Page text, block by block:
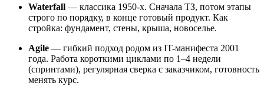
Waterfall — классика 1950-х. Сначала ТЗ, потом этапы
строго по порядку, в конце готовый продукт. Как
стройка: фундамент, стены, крыша, новоселье.
Agile — гибкий подход родом из IT-манифеста 2001
года. Работа короткими циклами по 1–4 недели
(спринтами), регулярная сверка с заказчиком, готовность
менять курс.